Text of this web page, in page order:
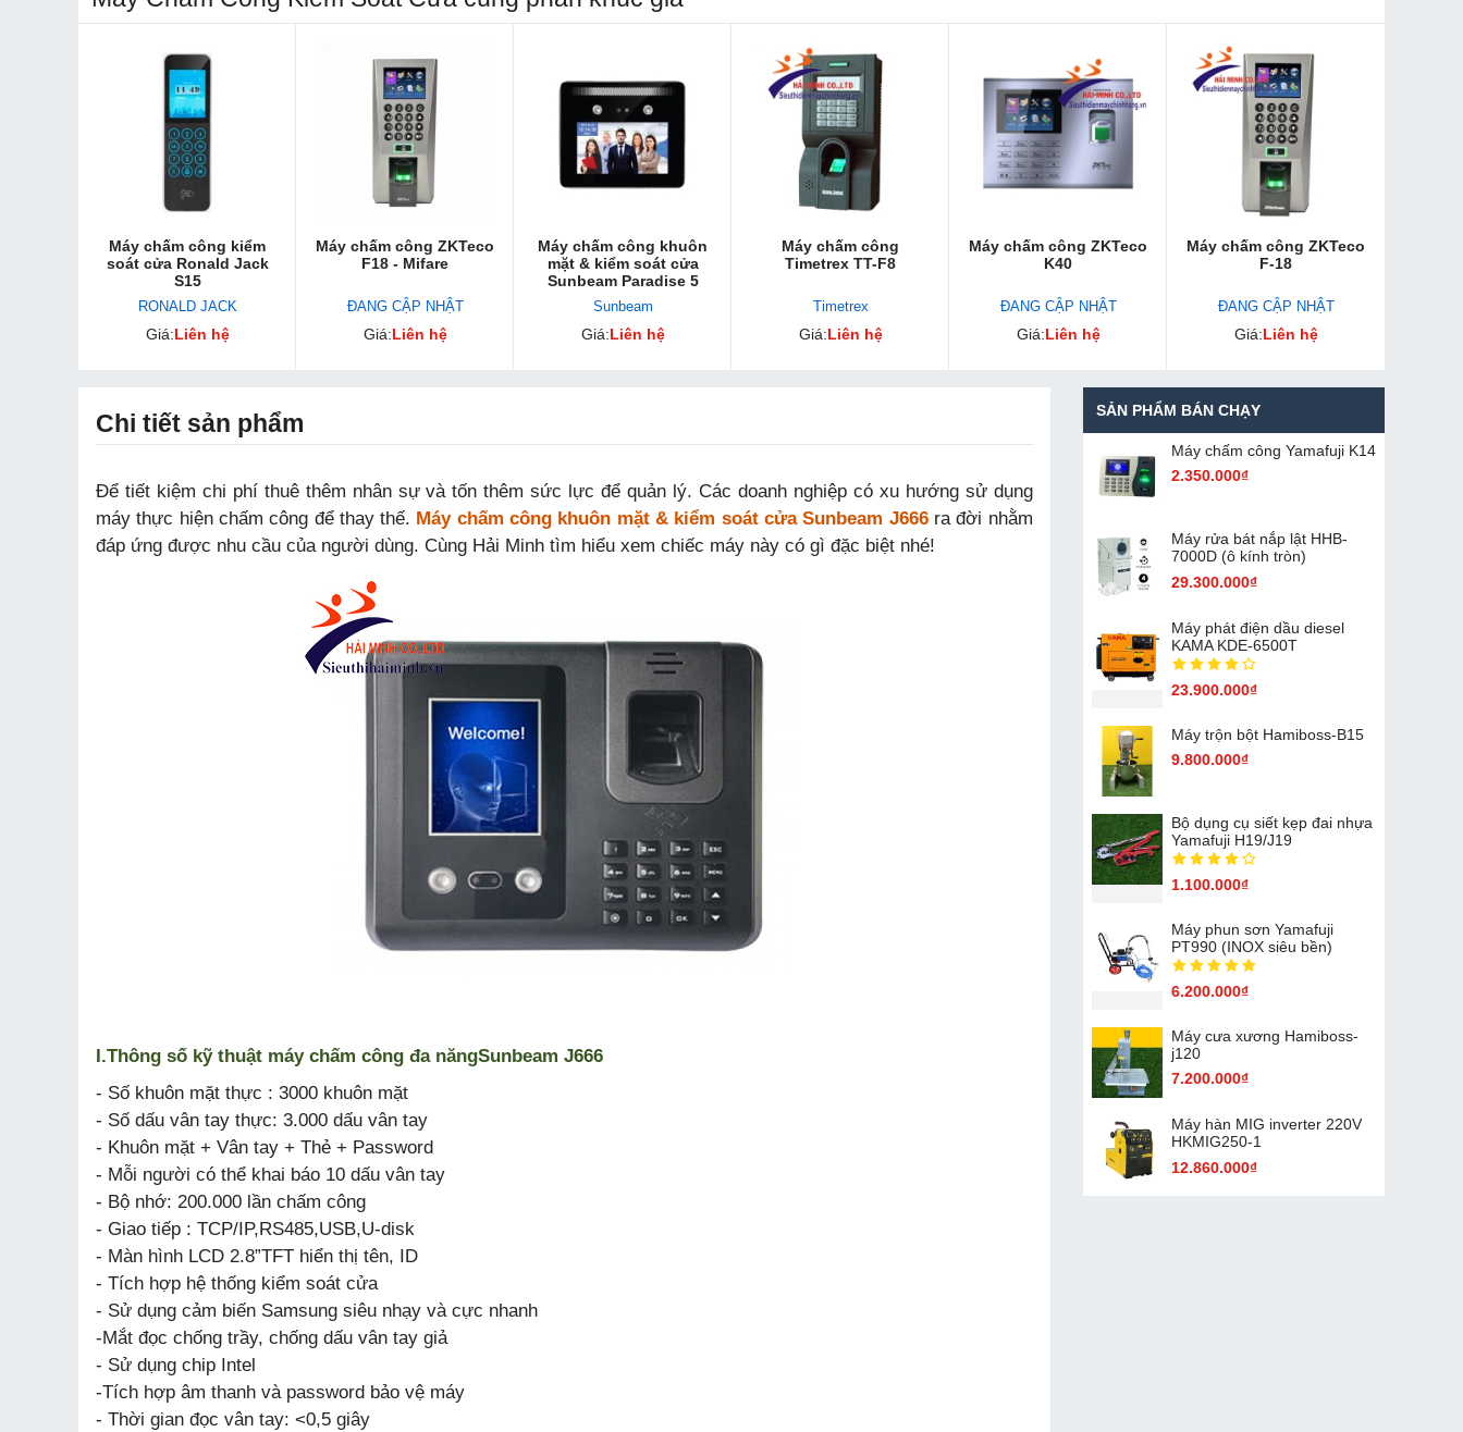
Máy chấm công kiểm
soát cửa Ronald Jack
S15
RONALD JACK
Giá:Liên hệ
Máy chấm công ZKTeco
F18 - Mifare
ĐANG CẬP NHẬT
Giá:Liên hệ
Máy chấm công khuôn
mặt & kiểm soát cửa
Sunbeam Paradise 5
Sunbeam
Giá:Liên hệ
Máy chấm công
Timetrex TT-F8
Timetrex
Giá:Liên hệ
Máy chấm công ZKTeco
K40
ĐANG CẬP NHẬT
Giá:Liên hệ
Máy chấm công ZKTeco
F-18
ĐANG CẬP NHẬT
Giá:Liên hệ
Chi tiết sản phẩm
Để tiết kiệm chi phí thuê thêm nhân sự và tốn thêm sức lực để quản lý. Các doanh nghiệp có xu hướng sử dụng
máy thực hiện chấm công để thay thế. Máy chấm công khuôn mặt & kiểm soát cửa Sunbeam J666ra đời nhằm
đáp ứng được nhu cầu của người dùng. Cùng Hải Minh tìm hiểu xem chiếc máy này có gì đặc biệt nhé!
I.Thông số kỹ thuật máy chấm công đa năngSunbeam J666
- Số khuôn mặt thực : 3000 khuôn mặt
- Số dấu vân tay thực: 3.000 dấu vân tay
- Khuôn mặt + Vân tay + Thẻ + Password
- Mỗi người có thể khai báo 10 dấu vân tay
- Bộ nhớ: 200.000 lần chấm công
- Giao tiếp : TCP/IP,RS485,USB,U-disk
- Màn hình LCD 2.8”TFT hiển thị tên, ID
- Tích hợp hệ thống kiểm soát cửa
- Sử dụng cảm biến Samsung siêu nhạy và cực nhanh
-Mắt đọc chống trầy, chống dấu vân tay giả
- Sử dụng chip Intel
-Tích hợp âm thanh và password bảo vệ máy
- Thời gian đọc vân tay: <0,5 giây
SẢN PHẨM BÁN CHẠY
Máy chấm cô​ng Yamafuji K14
2.350.000₫
Máy rửa bát nắp lật HHB-
7000D (ô kính tròn)
29.300.000₫
Máy phát điện dầu diesel
KAMA KDE-6500T
23.900.000₫
Máy trộn bột Hamiboss-B15
9.800.000₫
Bộ dụng cụ siết kẹp đai nhựa
Yamafuji H19/J19
1.100.000₫
Máy phun sơn Yamafuji
PT990 (INOX siêu bền)
6.200.000₫
Máy cưa xương Hamiboss-
j120
7.200.000₫
Máy hàn MIG inverter 220V
HKMIG250-1
12.860.000₫